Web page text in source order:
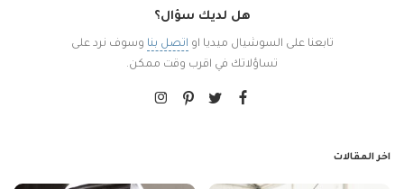
هل لديك سؤال؟
تابعنا على السوشيال ميديا او اتصل بنا وسوف نرد على
تساؤلاتك في اقرب وقت ممكن.
اخر المقالات